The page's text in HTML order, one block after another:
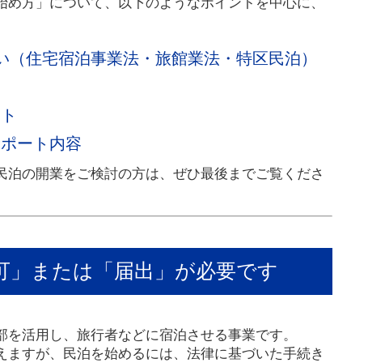
（住宅宿泊事業法・旅館業法・特区民泊）
ート内容
の開業をご検討の方は、ぜひ最後までご覧くださ
」または「届出」が必要です
を活用し、旅行者などに宿泊させる事業です。
すが、民泊を始めるには、法律に基づいた手続き